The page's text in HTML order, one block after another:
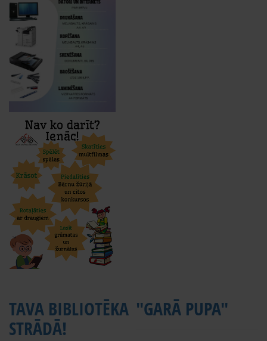
TAVA BIBLIOTĒKA
STRĀDĀ!
"GARĀ PUPA"